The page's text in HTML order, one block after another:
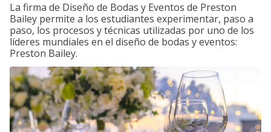
La firma de Diseño de Bodas y Eventos de Preston
Bailey permite a los estudiantes experimentar, paso a
paso, los procesos y técnicas utilizadas por uno de los
líderes mundiales en el diseño de bodas y eventos:
Preston Bailey.